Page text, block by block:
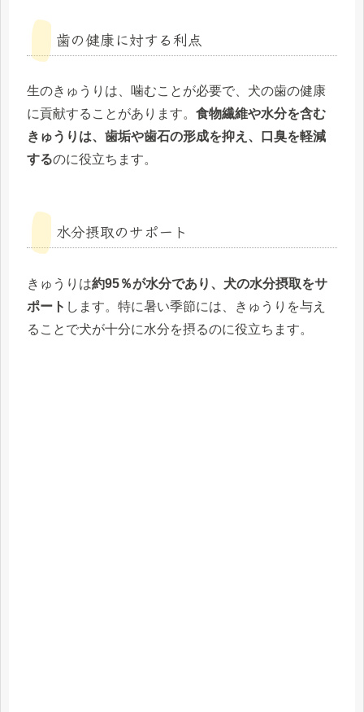
歯の健康に対する利点
生のきゅうりは、噛むことが必要で、犬の歯の健康
に貢献することがあります。 食物繊維や水分を含む
きゅうりは、歯垢や歯石の形成を抑え、口臭を軽減
するのに役立ちます。
水分摂取のサポート
きゅうりは約95％が水分であり、犬の水分摂取をサ
ポート します。特に暑い季節には、きゅうりを与え
ることで犬が十分に水分を摂るのに役立ちます。